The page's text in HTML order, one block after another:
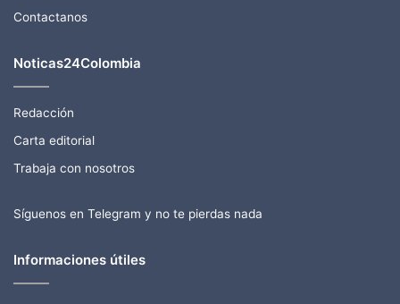
Contactanos
Noticas24Colombia
Redacción
Carta editorial
Trabaja con nosotros
Síguenos en Telegram y no te pierdas nada
Informaciones útiles